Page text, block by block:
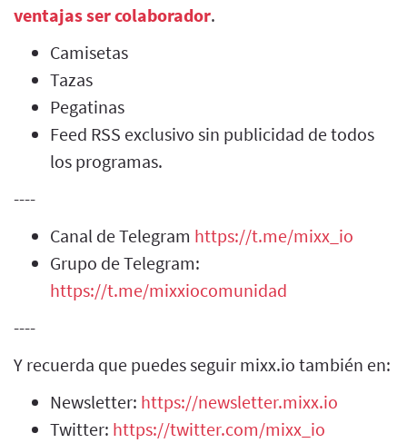
ventajas ser colaborador.
Camisetas
Tazas
Pegatinas
Feed RSS exclusivo sin publicidad de todos
los programas.
----
Canal de Telegram https://t.me/mixx_io
Grupo de Telegram:
https://t.me/mixxiocomunidad
----
Y recuerda que puedes seguir mixx.io también en:
Newsletter: https://newsletter.mixx.io
Twitter: https://twitter.com/mixx_io